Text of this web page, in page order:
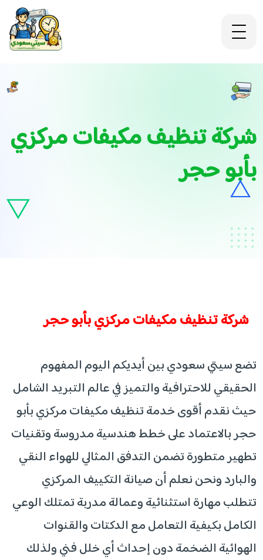
شركة تنظيف مكيفات مركزي
بأبو حجر
شركة تنظيف مكيفات مركزي بأبو حجر
تضع سيتي سعودي بين أيديكم اليوم المفهوم
الحقيقي للاحترافية والتميز في عالم التبريد الشامل
حيث نقدم أقوى خدمة تنظيف مكيفات مركزي بأبو
حجر بالاعتماد على خطط هندسية مدروسة وتقنيات
تطهير متطورة تضمن التدفق المثالي للهواء النقي
والبارد ونحن نعلم أن صيانة التكييف المركزي
تتطلب مهارة استثنائية وعمالة مدربة تمتلك الوعي
الكامل بكيفية التعامل مع الدكتات والقنوات
الهوائية الضخمة دون إحداث أي خلل فني ولذلك